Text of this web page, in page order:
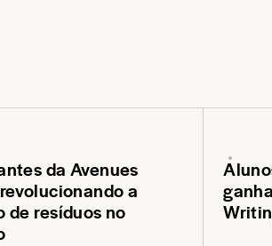
da Avenues
a
de resíduos no